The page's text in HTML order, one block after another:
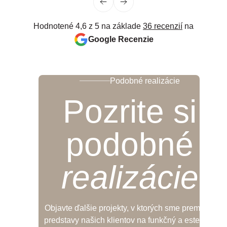
Hodnotené 4,6 z 5 na základe 36 recenzií na
Google Recenzie
Podobné realizácie
Pozrite si
podobné
realizácie
Objavte ďalšie projekty, v ktorých sme premenili
predstavy našich klientov na funkčný a estetický